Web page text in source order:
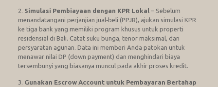
2. Simulasi Pembiayaan dengan KPR Lokal – Sebelum
menandatangani perjanjian jual‑beli (PPJB), ajukan simulasi KPR
ke tiga bank yang memiliki program khusus untuk properti
residensial di Bali. Catat suku bunga, tenor maksimal, dan
persyaratan agunan. Data ini memberi Anda patokan untuk
menawar nilai DP (down payment) dan menghindari biaya
tersembunyi yang biasanya muncul pada akhir proses kredit.
3. Gunakan Escrow Account untuk Pembayaran Bertahap